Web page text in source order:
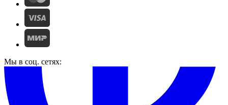
Мы в соц. сетях: